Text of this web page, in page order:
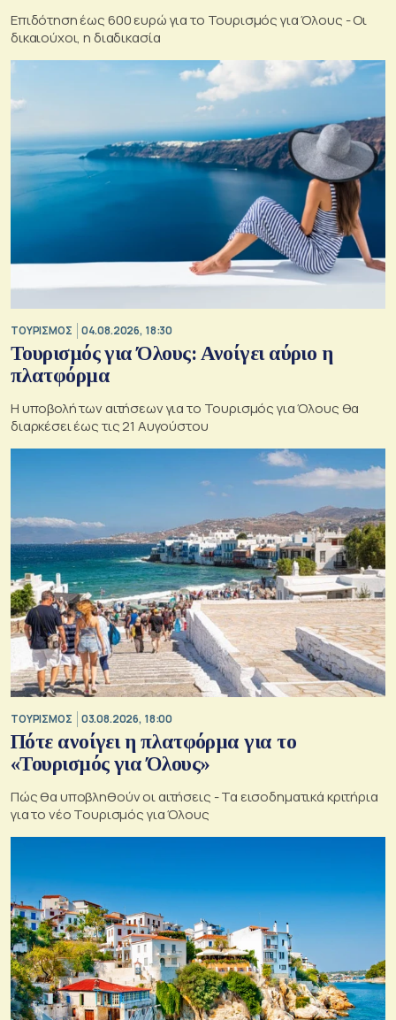
Επιδότηση έως 600 ευρώ για το Τουρισμός για Όλους - Οι
δικαιούχοι, η διαδικασία
ΤΟΥΡΙΣΜΟΣ 04.08.2026, 18:30
Τουρισμός για Όλους: Ανοίγει αύριο η
πλατφόρμα
Η υποβολή των αιτήσεων για το Τουρισμός για Όλους θα
διαρκέσει έως τις 21 Αυγούστου
ΤΟΥΡΙΣΜΟΣ 03.08.2026, 18:00
Πότε ανοίγει η πλατφόρμα για το
«Τουρισμός για Όλους»
Πώς θα υποβληθούν οι αιτήσεις - Τα εισοδηματικά κριτήρια
για το νέο Τουρισμός για Όλους